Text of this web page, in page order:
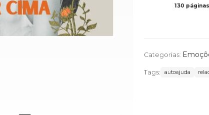
130 páginas
Categorias:
Tags: autoajuda